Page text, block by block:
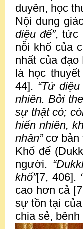
duyên, học
Nội dung
diệu đế”, tức
nỗi khổ của
nhất của đạo
là học
44]. “Tứ
nhiên. Bởi
sự thật có;
hiển nhiên,
nhân”cơ bản
Khổ đế
người.
khổ”[7, 406].
cao hơn cả
sự tồn tại
chia sẻ,